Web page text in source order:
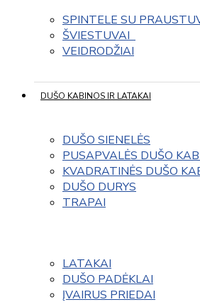
SPINTELE SU
ŠVIESTUVAI
VEIDRODŽIAI
DUŠO KABINOS IR LATAKAI
DUŠO SIENELĖS
PUSAPVALĖS DUŠO
KVADRATINĖS DUŠO
DUŠO DURYS
TRAPAI
LATAKAI
DUŠO PADĖKLAI
ĮVAIRUS PRIEDAI